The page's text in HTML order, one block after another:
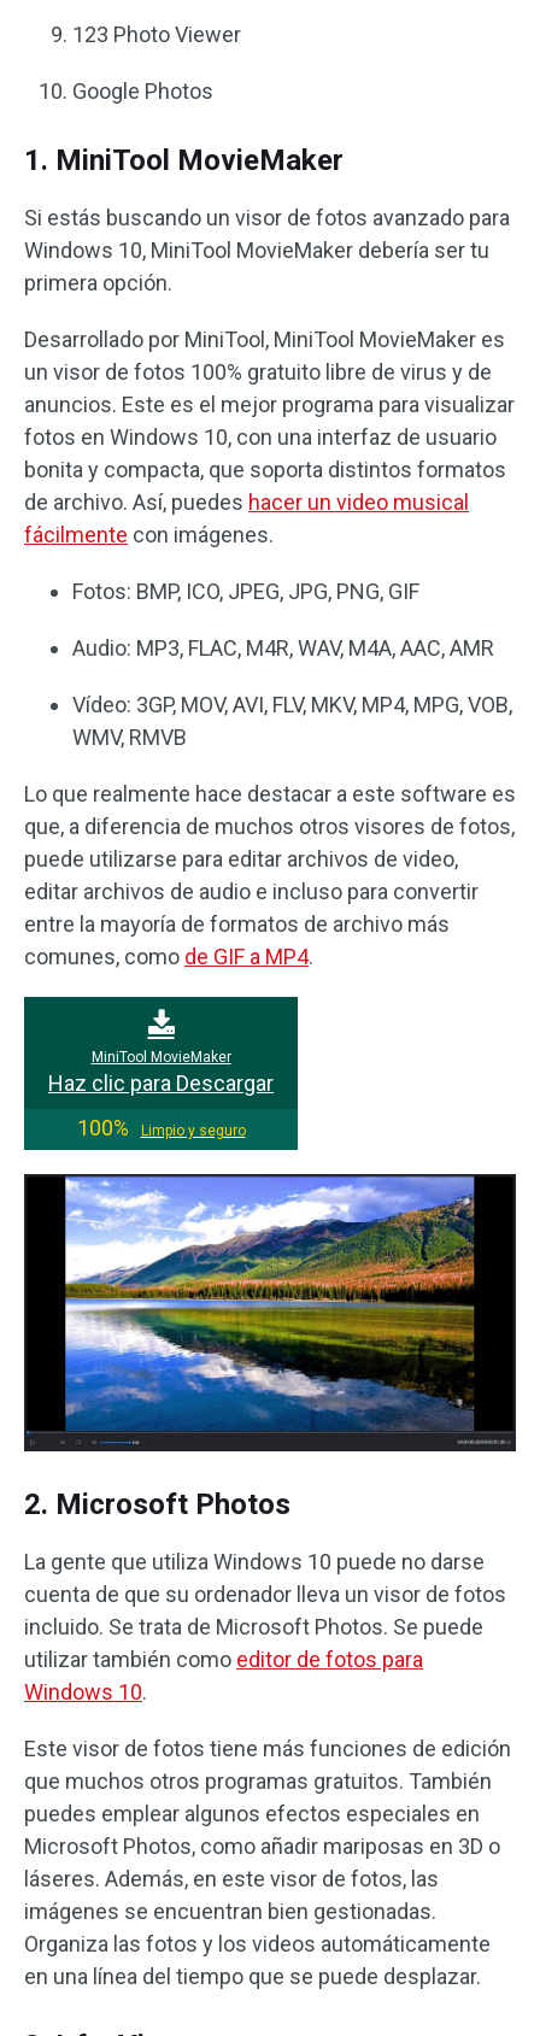
123 Photo Viewer
Google Photos
1. MiniTool MovieMaker
Si estás buscando un visor de fotos avanzado para
Windows 10, MiniTool MovieMaker debería ser tu
primera opción.
Desarrollado por MiniTool, MiniTool MovieMaker es
un visor de fotos 100% gratuito libre de virus y de
anuncios. Este es el mejor programa para visualizar
fotos en Windows 10, con una interfaz de usuario
bonita y compacta, que soporta distintos formatos
de archivo. Así, puedes hacer un video musical
fácilmente con imágenes.
Fotos: BMP, ICO, JPEG, JPG, PNG, GIF
Audio: MP3, FLAC, M4R, WAV, M4A, AAC, AMR
Vídeo: 3GP, MOV, AVI, FLV, MKV, MP4, MPG, VOB,
WMV, RMVB
Lo que realmente hace destacar a este software es
que, a diferencia de muchos otros visores de fotos,
puede utilizarse para editar archivos de video,
editar archivos de audio e incluso para convertir
entre la mayoría de formatos de archivo más
comunes, como de GIF a MP4.
MiniTool MovieMaker
Haz clic para Descargar
100%
Limpio y seguro
2. Microsoft Photos
La gente que utiliza Windows 10 puede no darse
cuenta de que su ordenador lleva un visor de fotos
incluido. Se trata de Microsoft Photos. Se puede
utilizar también como editor de fotos para
Windows 10.
Este visor de fotos tiene más funciones de edición
que muchos otros programas gratuitos. También
puedes emplear algunos efectos especiales en
Microsoft Photos, como añadir mariposas en 3D o
láseres. Además, en este visor de fotos, las
imágenes se encuentran bien gestionadas.
Organiza las fotos y los videos automáticamente
en una línea del tiempo que se puede desplazar.